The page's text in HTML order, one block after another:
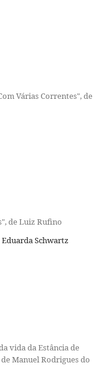
Várias Correntes", de
de Luiz Rufino
Schwartz
vida da Estância de
Manuel Rodrigues do